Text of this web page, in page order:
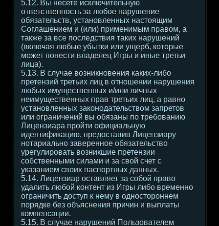
5.12. Вы несете исключительную
ответственность за любое нарушение
обязательств, установленных настоящим
Соглашением и (или) применимым правом, а
также за все последствия таких нарушений
(включая любые убытки или ущерб, которые
может понести владелец Игры и иные третьи
лица).
5.13. В случае возникновения каких-либо
претензий третьих лиц в отношении нарушения
любых имущественных и/или личных
неимущественных прав третьих лиц, а равно
установленных законодательством запретов
или ограничений вы обязаны по требованию
Лицензиара пройти официальную
идентификацию, предоставив Лицензиару
нотариально заверенное обязательство
урегулировать возникшие претензии
собственными силами и за свой счет с
указанием своих паспортных данных.
5.14. Лицензиар оставляет за собой право
удалить любой контент из Игры либо временно
ограничить доступ к нему в одностороннем
порядке без объяснения причин и выплаты
компенсации.
5.15. В случае нарушений Пользователем